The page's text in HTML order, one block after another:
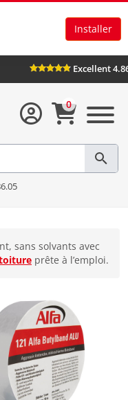
Installer
0
sans solvants avec
prête à l’emploi.